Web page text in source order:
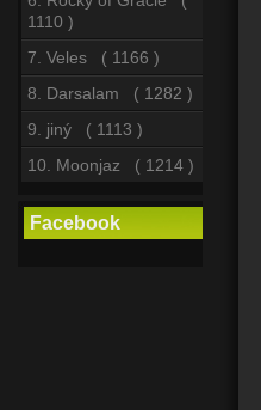
1110 )
7. Veles ( 1166 )
8. Darsalam ( 1282 )
9. jiný ( 1113 )
10. Moonjaz ( 1214 )
Facebook